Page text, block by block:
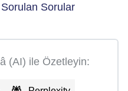
Sorular
(AI) ile Özetleyin: